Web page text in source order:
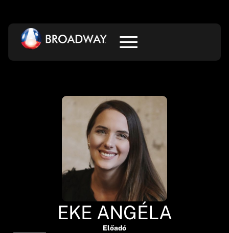
EKE ANGÉLA
Előadó